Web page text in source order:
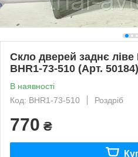
Скло дверей заднє ліве
BHR1-73-510 (Арт. 50184)
В наявності
Код: BHR1-73-510
Роздріб
770 ₴